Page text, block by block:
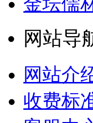
网站导
网站介
收费标